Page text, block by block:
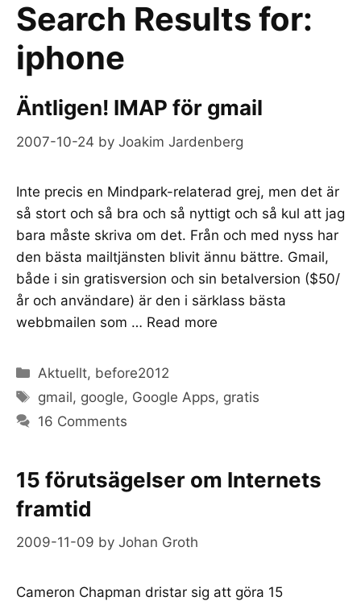
Search Results for:
iphone
Äntligen! IMAP för gmail
2007-10-24 by Joakim Jardenberg
Inte precis en Mindpark-relaterad grej, men det är
så stort och så bra och så nyttigt och så kul att jag
bara måste skriva om det. Från och med nyss har
den bästa mailtjänsten blivit ännu bättre. Gmail,
både i sin gratisversion och sin betalversion ($50/
år och användare) är den i särklass bästa
webbmailen som … Read more
Categories
Aktuellt, before2012
Tags
gmail, google, Google Apps, gratis
16 Comments
15 förutsägelser om Internets
framtid
2009-11-09 by Johan Groth
Cameron Chapman dristar sig att göra 15